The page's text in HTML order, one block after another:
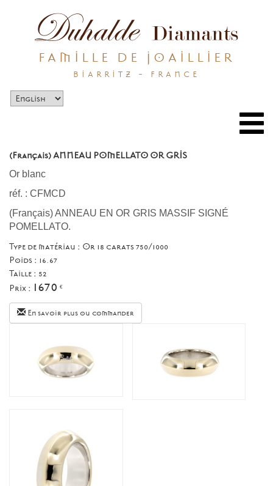
FAMILLE DE JOAILLIER
BIARRITZ - FRANCE
(Français) ANNEAU POMELLATO OR GRIS
Or blanc
réf. : CFMCD
(Français) ANNEAU EN OR GRIS MASSIF SIGNÉ
POMELLATO.
Type de matériau : Or 18 carats 750/1000
Poids : 16.67
Taille : 52
Prix : 1670 €
En savoir plus ou commander